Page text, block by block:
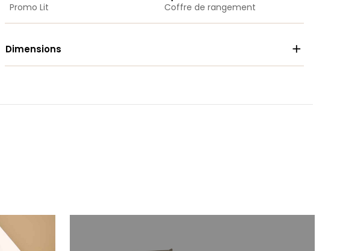
Promo Lit Coffre de rangement
Dimensions 